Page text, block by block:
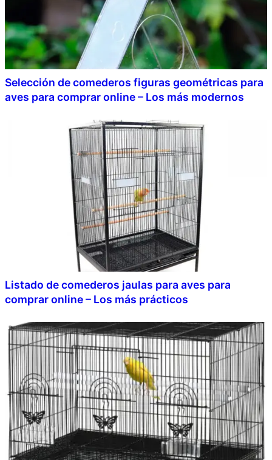
Selección de comederos figuras geométricas para
aves para comprar online – Los más modernos
Listado de comederos jaulas para aves para
comprar online – Los más prácticos